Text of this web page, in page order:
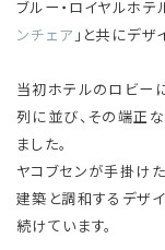
ブルー・ロイヤルホテ
ンチェア 」と共にデ
当初ホテルのロビー
列に並び、その端正
ました。
ヤコブセンが手掛け
建築と調和するデザ
続けています。